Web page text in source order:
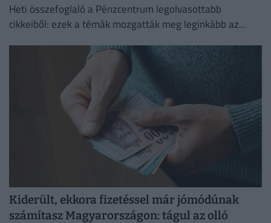
Heti összefoglaló a Pénzcentrum legolvasottabb
cikkeiből: ezek a témák mozgatták meg leginkább az
Kiderült, ekkora fizetéssel már jómódúnak
számítasz Magyarországon: tágul az olló